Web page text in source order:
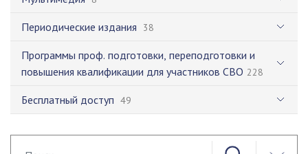
Периодические издания 38
Программы проф. подготовки, переподготовки и
повышения квалификации для участников СВО 228
Бесплатный доступ 49